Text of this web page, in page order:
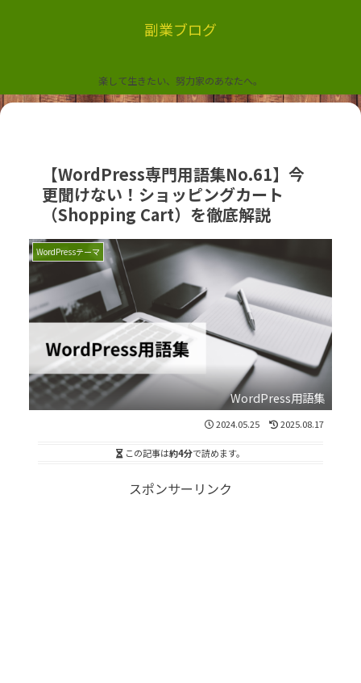
副業ブログ
楽して生きたい、努力家のあなたへ。
【WordPress専門用語集No.61】今
更聞けない！ショッピングカート
（Shopping Cart）を徹底解説
WordPressテーマ
WordPress用語集
2024.05.25 2025.08.17
この記事は約4分で読めます。
スポンサーリンク